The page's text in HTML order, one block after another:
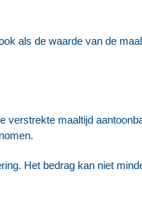
als de waarde van de
verstrekte maaltijd
Het bedrag kan niet